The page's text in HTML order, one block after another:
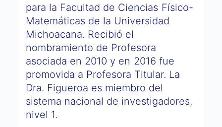
para la Facultad de Ciencias Físico-
Matemáticas de la Universidad
Michoacana. Recibió el
nombramiento de Profesora
asociada en 2010 y en 2016 fue
promovida a Profesora Titular. La
Dra. Figueroa es miembro del
sistema nacional de investigadores,
nivel 1.